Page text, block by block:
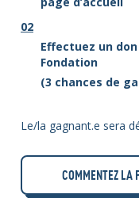
Effectuez un
Fondation
(3 chances de
Le/la gagnant.e sera
COMMENTEZ LA